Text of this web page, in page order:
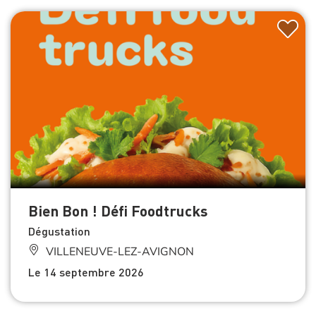
Bien Bon ! Défi Foodtrucks
Dégustation
VILLENEUVE-LEZ-AVIGNON
Le 14 septembre 2026